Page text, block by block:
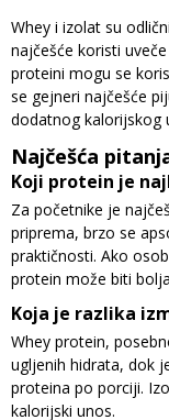
Whey i izolat su
najčešće koristi
proteini mogu se
se gejneri najčešće
dodatnog kalorijskog
Najčešća
Koji protein je
Za početnike je
priprema, brzo se
praktičnosti. Ako
protein može biti
Koja je razlika
Whey protein,
ugljenih hidrata, dok
proteina po porciji.
kalorijski unos.